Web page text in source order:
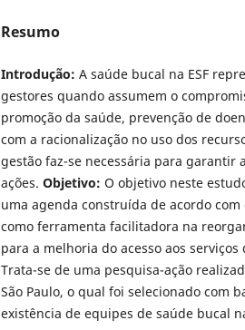
Resumo
Introdução: A saúde bucal na ESF
gestores quando assumem o
promoção da saúde, prevenção de
com a racionalização no uso dos
gestão faz-se necessária para garantir
ações. Objetivo: O objetivo neste
uma agenda construída de acordo
como ferramenta facilitadora na
para a melhoria do acesso aos serviços
Trata-se de uma pesquisa-ação
São Paulo, o qual foi selecionado com
existência de equipes de saúde bucal